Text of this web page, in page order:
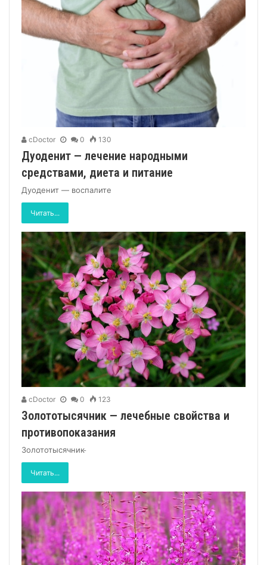
cDoctor 0 130
Дуоденит — лечение народными
средствами, диета и питание
Дуоденит — воспалите
Читать...
cDoctor 0 123
Золототысячник — лечебные свойства и
противопоказания
Золототысячник ̵
Читать...